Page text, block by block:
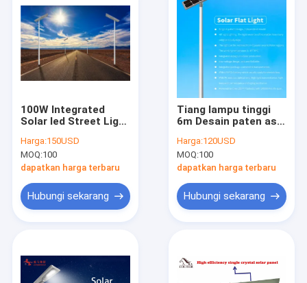
Produk
100W Integrated
Solar led Street Light
Lamp dari China
Courser band time
control + light
Harga:150USD
MOQ:100
dapatkan harga terbaru
Hubungi sekarang
Tiang lampu tinggi
6m Desain paten asli
80w 100w Lampu
jalan led terintegrasi
Lampu Jalan Tenaga
Harga:120USD
MOQ:100
dapatkan harga terbaru
Hubungi sekarang